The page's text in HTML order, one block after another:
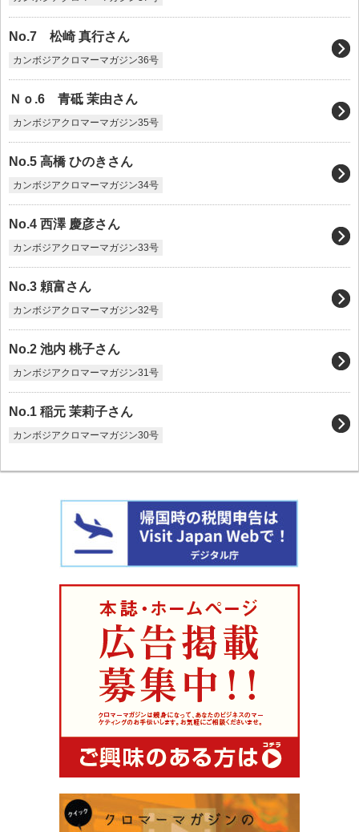
No.7 松崎 真行さん
カンボジアクロマーマガジン36号
Ｎｏ.6 青砥 茉由さん
カンボジアクロマーマガジン35号
No.5 高橋 ひのきさん
カンボジアクロマーマガジン34号
No.4 西澤 慶彦さん
カンボジアクロマーマガジン33号
No.3 頼富さん
カンボジアクロマーマガジン32号
No.2 池内 桃子さん
カンボジアクロマーマガジン31号
No.1 稲元 茉莉子さん
カンボジアクロマーマガジン30号